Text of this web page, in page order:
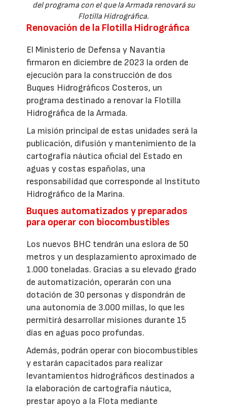
del programa con el que la Armada renovará su
Flotilla Hidrográfica.
Renovación de la Flotilla Hidrográfica
El Ministerio de Defensa y Navantia
firmaron en diciembre de 2023 la orden de
ejecución para la construcción de dos
Buques Hidrográficos Costeros, un
programa destinado a renovar la Flotilla
Hidrográfica de la Armada.
La misión principal de estas unidades será la
publicación, difusión y mantenimiento de la
cartografía náutica oficial del Estado en
aguas y costas españolas, una
responsabilidad que corresponde al Instituto
Hidrográfico de la Marina.
Buques automatizados y preparados
para operar con biocombustibles
Los nuevos BHC tendrán una eslora de 50
metros y un desplazamiento aproximado de
1.000 toneladas. Gracias a su elevado grado
de automatización, operarán con una
dotación de 30 personas y dispondrán de
una autonomía de 3.000 millas, lo que les
permitirá desarrollar misiones durante 15
días en aguas poco profundas.
Además, podrán operar con biocombustibles
y estarán capacitados para realizar
levantamientos hidrográficos destinados a
la elaboración de cartografía náutica,
prestar apoyo a la Flota mediante